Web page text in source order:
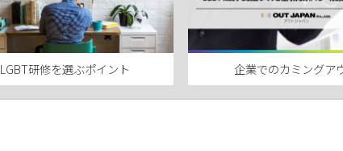
LGBT研修を選ぶポイント 企業でのカミングア